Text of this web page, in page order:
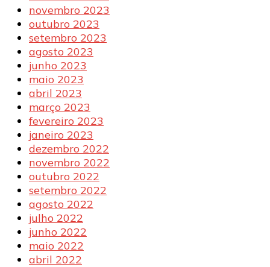
novembro 2023
outubro 2023
setembro 2023
agosto 2023
junho 2023
maio 2023
abril 2023
março 2023
fevereiro 2023
janeiro 2023
dezembro 2022
novembro 2022
outubro 2022
setembro 2022
agosto 2022
julho 2022
junho 2022
maio 2022
abril 2022